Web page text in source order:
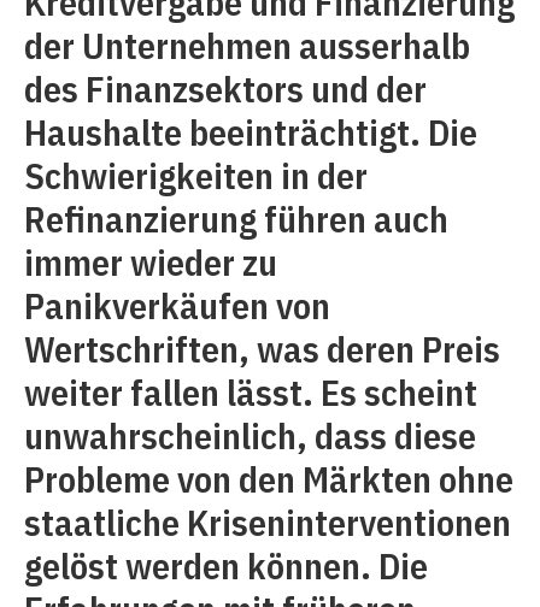
der Unternehmen ausserhalb
des Finanzsektors und der
Haushalte beeinträchtigt. Die
Schwierigkeiten in der
Refinanzierung führen auch
immer wieder zu
Panikverkäufen von
Wertschriften, was deren Preis
weiter fallen lässt. Es scheint
unwahrscheinlich, dass diese
Probleme von den Märkten ohne
staatliche Kriseninterventionen
gelöst werden können. Die